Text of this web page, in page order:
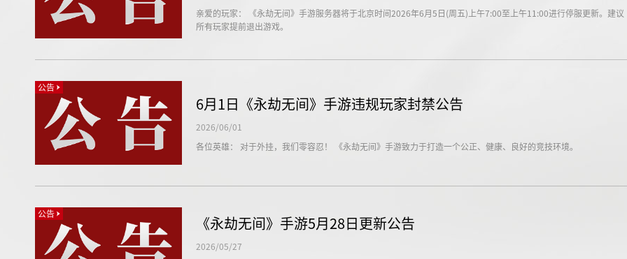
亲爱的玩家： 《永劫无间》手游服务器将于北京时间2026年6月5日(周五)上午7:00至上午11:00进行停服更新。建议
所有玩家提前退出游戏。
公告
6月1日《永劫无间》手游违规玩家封禁公告
2026/06/01
各位英雄： 对于外挂，我们零容忍！ 《永劫无间》手游致力于打造一个公正、健康、良好的竞技环境。
公告 《永劫无间》手游5月28日更新公告
2026/05/27